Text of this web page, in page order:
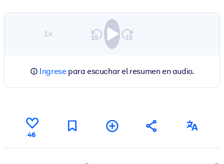
1×
Ingresepara escuchar el resumen en audio.
46